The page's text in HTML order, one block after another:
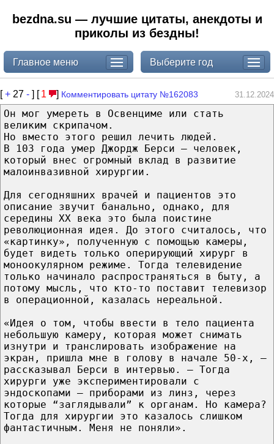
bezdna.su — лучшие цитаты, анекдоты и
приколы из бездны!
Главное меню Выберите год
[+ 27 - ] [ 1 ] Комментировать цитату №162083 31.12.2024
Он мог умереть в Освенциме или стать
великим скрипачом.
Но вместо этого решил лечить людей.
В 103 года умер Джордж Берси – человек,
который внес огромный вклад в развитие
малоинвазивной хирургии.
Для сегодняшних врачей и пациентов это
описание звучит банально, однако, для
середины XX века это была поистине
революционная идея. До этого считалось, что
«картинку», полученную с помощью камеры,
будет видеть только оперирующий хирург в
моноокулярном режиме. Тогда телевидение
только начинало распространяться в быту, а
потому мысль, что кто-то поставит телевизор
в операционной, казалась нереальной.
«Идея о том, чтобы ввести в тело пациента
небольшую камеру, которая может снимать
изнутри и транслировать изображение на
экран, пришла мне в голову в начале 50-х, –
рассказывал Берси в интервью. – Тогда
хирурги уже экспериментировали с
эндоскопами – приборами из линз, через
которые “заглядывали” к органам. Но камера?
Тогда для хирургии это казалось слишком
фантастичным. Меня не поняли».